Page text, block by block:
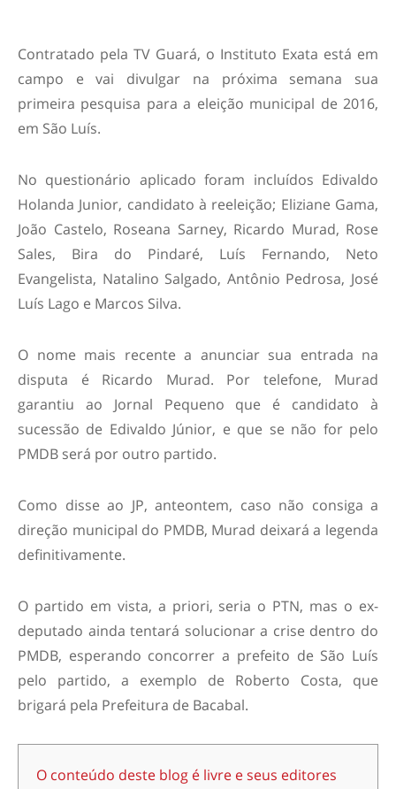
Contratado pela TV Guará, o Instituto Exata está em
campo e vai divulgar na próxima semana sua
primeira pesquisa para a eleição municipal de 2016,
em São Luís.
No questionário aplicado foram incluídos Edivaldo
Holanda Junior, candidato à reeleição; Eliziane Gama,
João Castelo, Roseana Sarney, Ricardo Murad, Rose
Sales, Bira do Pindaré, Luís Fernando, Neto
Evangelista, Natalino Salgado, Antônio Pedrosa, José
Luís Lago e Marcos Silva.
O nome mais recente a anunciar sua entrada na
disputa é Ricardo Murad. Por telefone, Murad
garantiu ao Jornal Pequeno que é candidato à
sucessão de Edivaldo Júnior, e que se não for pelo
PMDB será por outro partido.
Como disse ao JP, anteontem, caso não consiga a
direção municipal do PMDB, Murad deixará a legenda
definitivamente.
O partido em vista, a priori, seria o PTN, mas o ex-
deputado ainda tentará solucionar a crise dentro do
PMDB, esperando concorrer a prefeito de São Luís
pelo partido, a exemplo de Roberto Costa, que
brigará pela Prefeitura de Bacabal.
O conteúdo deste blog é livre e seus editores